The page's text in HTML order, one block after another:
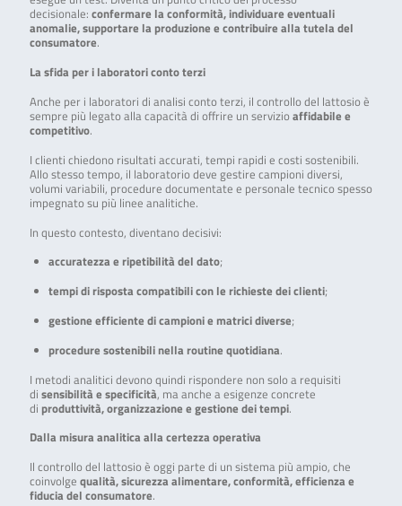
decisionale: confermare la conformità, individuare eventuali
anomalie, supportare la produzione e contribuire alla tutela del
consumatore.
La sfida per i laboratori conto terzi
Anche per i laboratori di analisi conto terzi, il controllo del lattosio è
sempre più legato alla capacità di offrire un servizioaffidabile e
competitivo.
I clienti chiedono risultati accurati, tempi rapidi e costi sostenibili.
Allo stesso tempo, il laboratorio deve gestire campioni diversi,
volumi variabili, procedure documentate e personale tecnico spesso
impegnato su più linee analitiche.
In questo contesto, diventano decisivi:
accuratezza e ripetibilità del dato;
tempi di risposta compatibili con le richieste dei clienti;
gestione efficiente di campioni e matrici diverse;
procedure sostenibili nella routine quotidiana.
I metodi analitici devono quindi rispondere non solo a requisiti
di sensibilità e specificità, ma anche a esigenze concrete
di produttività, organizzazione e gestione dei tempi.
Dalla misura analitica alla certezza operativa
Il controllo del lattosio è oggi parte di un sistema più ampio, che
coinvolge qualità, sicurezza alimentare, conformità, efficienza e
fiducia del consumatore.